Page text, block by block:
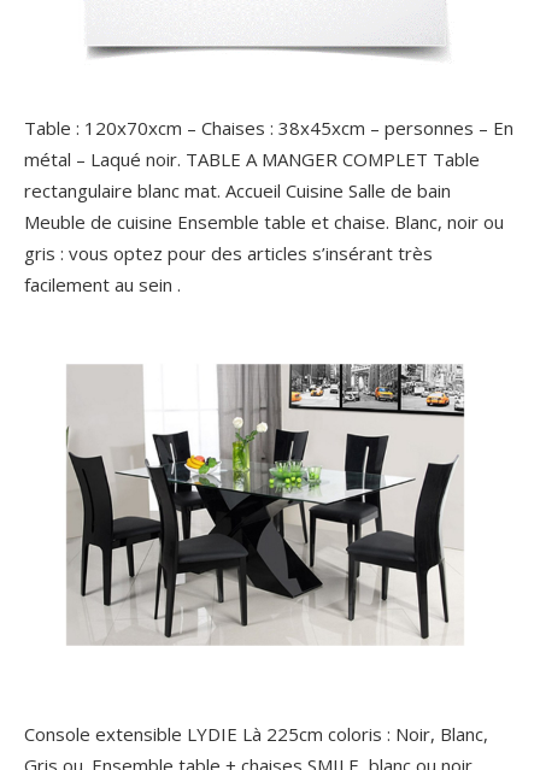
Table : 120x70xcm – Chaises : 38x45xcm – personnes – En
métal – Laqué noir. TABLE A MANGER COMPLET Table
rectangulaire blanc mat. Accueil Cuisine Salle de bain
Meuble de cuisine Ensemble table et chaise. Blanc, noir ou
gris : vous optez pour des articles s’insérant très
facilement au sein .
Console extensible LYDIE Là 225cm coloris : Noir, Blanc,
Gris ou. Ensemble table + chaises SMILE, blanc ou noir